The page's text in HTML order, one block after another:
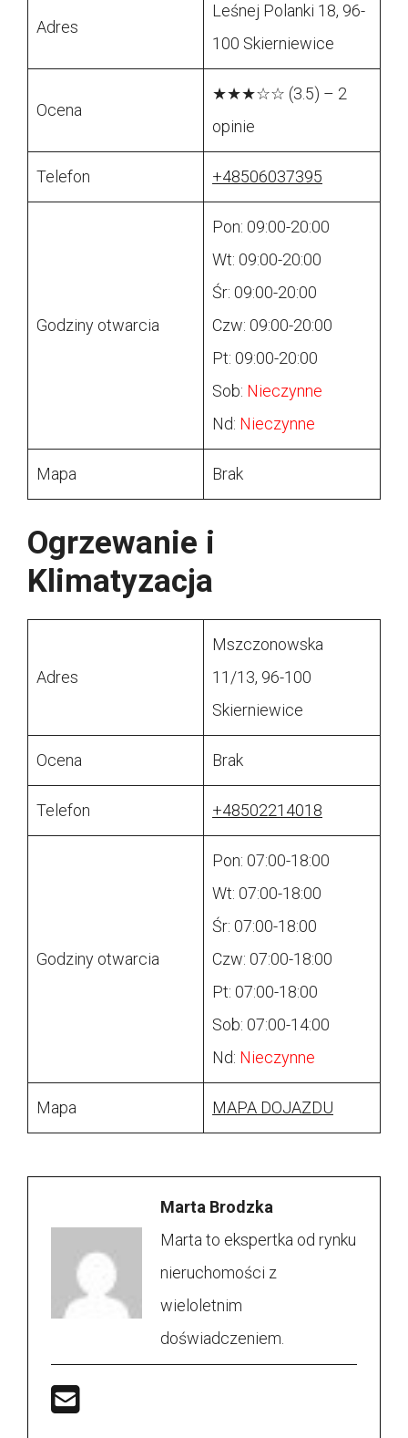
Adres
Leśnej Polanki 18, 96-
100 Skierniewice
Ocena
★★★☆☆ (3.5) – 2
opinie
Telefon +48506037395
Godziny otwarcia
Pon: 09:00-20:00
Wt: 09:00-20:00
Śr: 09:00-20:00
Czw: 09:00-20:00
Pt: 09:00-20:00
Sob: Nieczynne
Nd: Nieczynne
Mapa Brak
Ogrzewanie i
Klimatyzacja
Adres
Mszczonowska
11/13, 96-100
Skierniewice
Ocena Brak
Telefon +48502214018
Godziny otwarcia
Pon: 07:00-18:00
Wt: 07:00-18:00
Śr: 07:00-18:00
Czw: 07:00-18:00
Pt: 07:00-18:00
Sob: 07:00-14:00
Nd: Nieczynne
Mapa MAPA DOJAZDU
Marta Brodzka
Marta to ekspertka od rynku
nieruchomości z
wieloletnim
doświadczeniem.